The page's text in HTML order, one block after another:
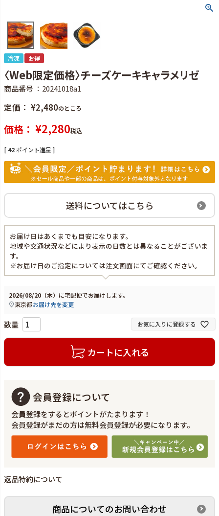
冷凍 お得
〈Web限定価格〉チーズケーキキャラメリゼ
商品番号 20241018a1
定価 ¥2,480のところ
価格 ¥2,280税込
[ 42ポイント進呈 ]
送料についてはこちら
お届け日はあくまでも目安になります。
地域や交通状況などにより表示の日数とは異なることがございま
す。
※お届け日のご指定については注文画面にてご確認ください。
2026/08/20（木） に宅配便でお届けします。
東京都お届け先を変更
お気に入りに登録する
カートに入れる
会員登録について
会員登録をするとポイントがたまります！
会員登録がまだの方は無料会員登録が必要になります。
返品特約について
商品についてのお問い合わせ